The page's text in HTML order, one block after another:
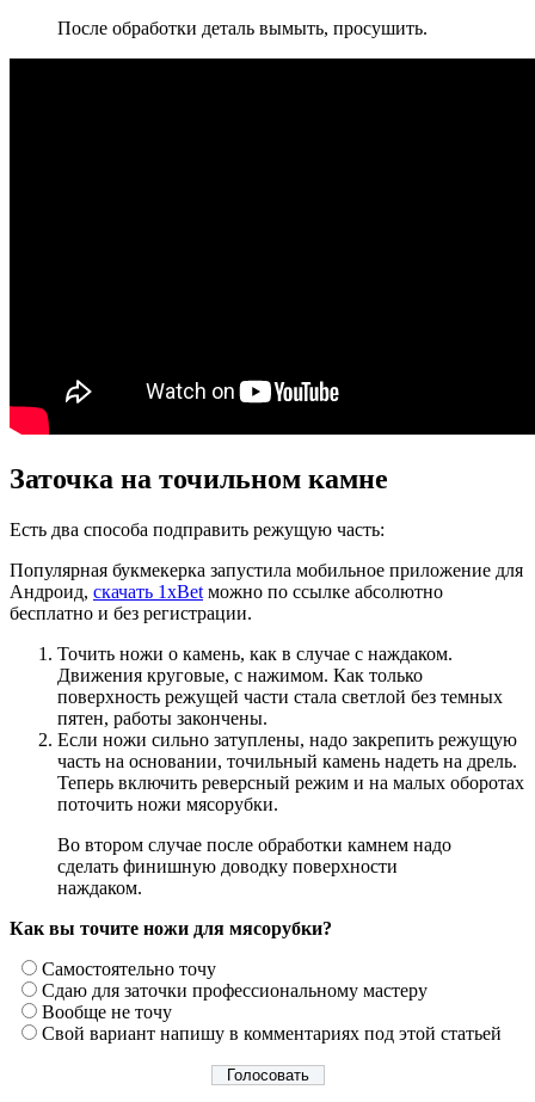
После обработки деталь вымыть, просушить.
Заточка на точильном камне
Есть два способа подправить режущую часть:
Популярная букмекерка запустила мобильное приложение для
Андроид, скачать 1xBet можно по ссылке абсолютно
бесплатно и без регистрации.
Точить ножи о камень, как в случае с наждаком.
Движения круговые, с нажимом. Как только
поверхность режущей части стала светлой без темных
пятен, работы закончены.
Если ножи сильно затуплены, надо закрепить режущую
часть на основании, точильный камень надеть на дрель.
Теперь включить реверсный режим и на малых оборотах
поточить ножи мясорубки.
Во втором случае после обработки камнем надо
сделать финишную доводку поверхности
наждаком.
Как вы точите ножи для мясорубки?
Самостоятельно точу
Сдаю для заточки профессиональному мастеру
Вообще не точу
Свой вариант напишу в комментариях под этой статьей